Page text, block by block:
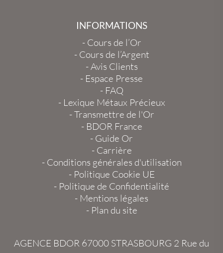
INFORMATIONS
- Cours de l’Or
- Cours de l’Argent
-Avis Clients
- Espace Presse
- FAQ
- Lexique Métaux Précieux
-Transmettre de l'Or
- BDOR France
- Guide Or
- Carrière
- Conditions générales d'utilisation
- Politique Cookie UE
- Politique de Confidentialité
- Mentions légales
- Plan du site
AGENCE BDOR 67000 STRASBOURG 2 Rue du